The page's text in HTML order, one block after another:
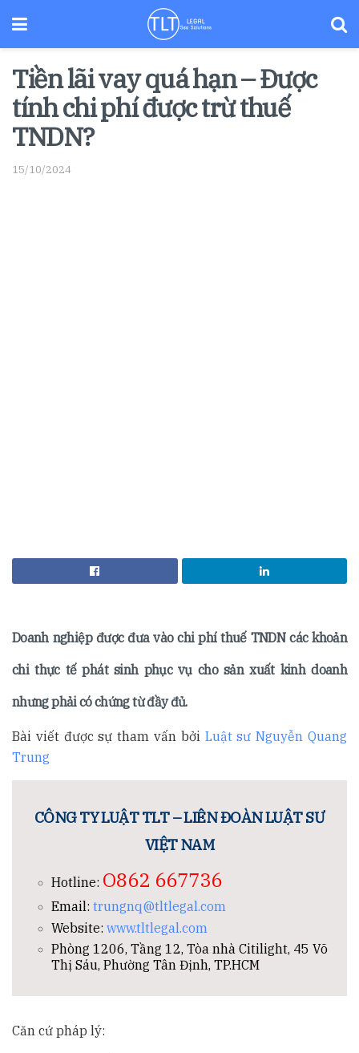
Tiền lãi vay quá hạn – Được
tính chi phí được trừ thuế
TNDN?
15/10/2024
Doanh nghiệp được đưa vào chi phí thuế TNDN các khoản
chi thực tế phát sinh phục vụ cho sản xuất kinh doanh
nhưng phải có chứng từ đầy đủ.
Bài viết được sự tham vấn bởi Luật sư Nguyễn Quang
Trung
CÔNG TY LUẬT TLT – LIÊN ĐOÀN LUẬT SƯ
VIỆT NAM
Hotline: O862 667736
Email: trungnq@tltlegal.com
Website:www.tltlegal.com
Phòng 1206, Tầng 12, Tòa nhà Citilight, 45 Võ
Thị Sáu, Phường Tân Định, TP.HCM
Căn cứ pháp lý: